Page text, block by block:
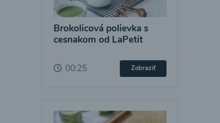
Brokolicová polievka s
cesnakom od LaPetit
00:25 Zobraziť